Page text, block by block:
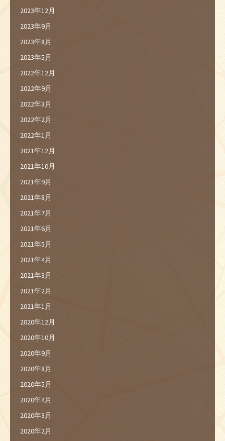
2023年12月
2023年9月
2023年8月
2023年5月
2022年12月
2022年9月
2022年3月
2022年2月
2022年1月
2021年12月
2021年10月
2021年9月
2021年8月
2021年7月
2021年6月
2021年5月
2021年4月
2021年3月
2021年2月
2021年1月
2020年12月
2020年10月
2020年9月
2020年8月
2020年5月
2020年4月
2020年3月
2020年2月